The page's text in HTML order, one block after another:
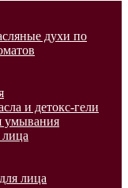
духи по
и детокс-гели
умывания
лица